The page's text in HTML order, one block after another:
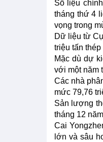
Số liệu
tháng thứ 4
vọng trong
Dữ liệu từ
triệu tấn
Mặc dù dự
với một năm
Các nhà
mức 79,76
Sản lượng
tháng 12
Cai
lớn và sâu